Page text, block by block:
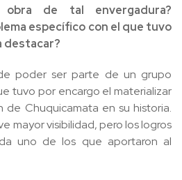
de tal envergadura?
específico con el que tuvo
destacar?
poder ser parte de un grupo
tuvo por encargo el materializar
de Chuquicamata en su historia.
mayor visibilidad, pero los logros
uno de los que aportaron al